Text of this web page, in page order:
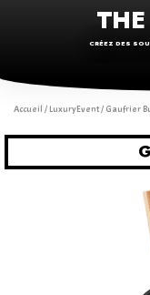
CRÉEZ DES
Accueil / LuxuryEvent/ Gaufrier